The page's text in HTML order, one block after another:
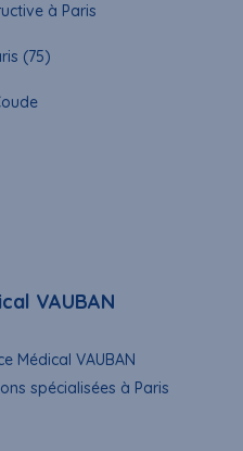
à Paris
(75)
VAUBAN
Médical VAUBAN
spécialisées à Paris